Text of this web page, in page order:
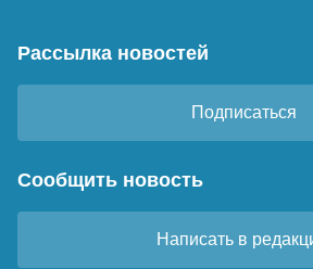
Рассылка новостей
Подписаться
Сообщить новость
Написать в